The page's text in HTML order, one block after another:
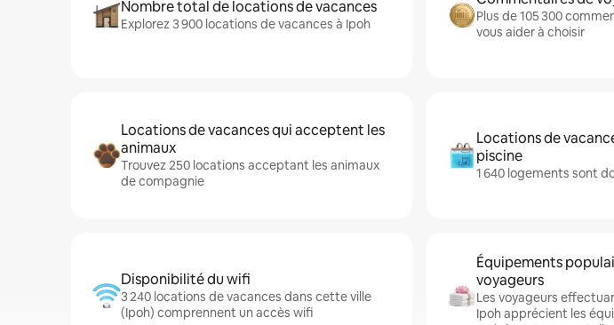
Nombre total de locations de vacances
Explorez 3 900 locations de vacances à Ipoh
Plus de 105 300
vous aider à choisir
Locations de vacances qui acceptent les
animaux
Trouvez 250 locations acceptant les animaux
de compagnie
Locations de
piscine
1 640 logements sont
Disponibilité du wifi
3 240 locations de vacances dans cette ville
(Ipoh) comprennent un accès wifi
Équipements
voyageurs
Les voyageurs
Ipoh apprécient les